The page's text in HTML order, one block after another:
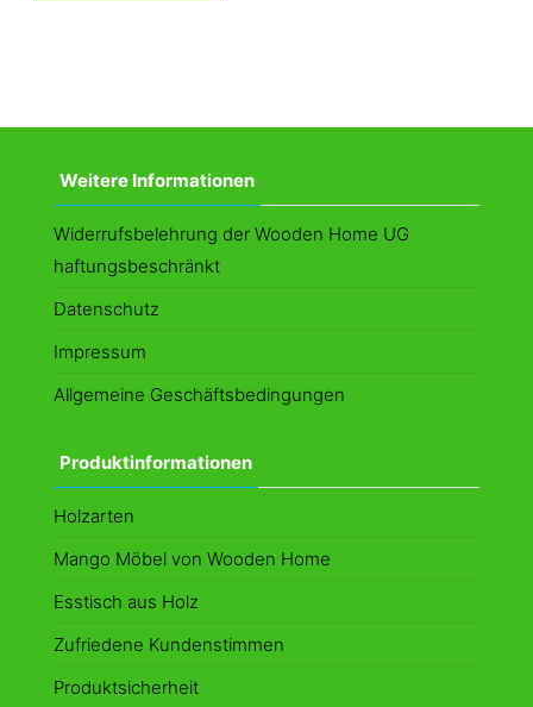
Weitere Informationen
Widerrufsbelehrung der Wooden Home UG
haftungsbeschränkt
Datenschutz
Impressum
Allgemeine Geschäftsbedingungen
Produktinformationen
Holzarten
Mango Möbel von Wooden Home
Esstisch aus Holz
Zufriedene Kundenstimmen
Produktsicherheit